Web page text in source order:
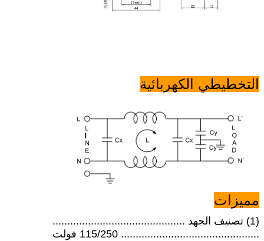
التخطيطي الكهربائية
مميزات
(1) تصنيف الجهد .............................................
............................................... 115/250 فولت